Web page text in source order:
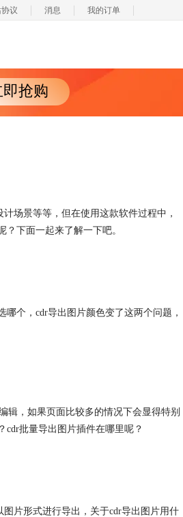
协议 消息 我的订单
即抢购
场景等等，但在使用这款软件过程中，
下面一起来了解一下吧。
个，cdr导出图片颜色变了这两个问题，
辑，如果页面比较多的情况下会显得特别
cdr批量导出图片插件在哪里呢？
片形式进行导出，关于cdr导出图片用什